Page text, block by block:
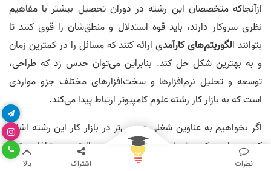
نظرات اشتراک بالا
ازآنجاکه متخصصان این رشته در دوران تحصیل بیشتر با مفاهیم
نظری سر‌و‌کار دارند، باید قوه استدلال و منطق‌شان را قوی کنند تا
بتوانند الگوریتم‌های کارآمدی ارائه کنند که مسائل را در کمترین زمان
و به بهترین شکل حل کند. بنابراین می‌توان حدس زد که طراحی،
توسعه و تحلیل نرم‌افزارها و سخت‌افزارهای مختلف جزو مواردی
است که به بازار کار رشته علوم کامپیوتر ارتباط پیدا می‌کند.
اگر بخواهیم به عناوین شغلی عمومی‌تر در بازار کار این رشته اشاره
کنیم، مواردی که پیش از این هم نام بردیم و البته به مشاغل مرتبط
با رشته کامپیوتر نرم‌افزار قرابت بیشتری دارند، تکرار خواهند شد. اما